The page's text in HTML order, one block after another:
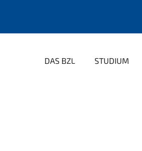
DAS BZL STUDIUM